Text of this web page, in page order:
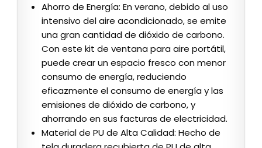
Ahorro de Energía: En verano, debido al uso
intensivo del aire acondicionado, se emite
una gran cantidad de dióxido de carbono.
Con este kit de ventana para aire portátil,
puede crear un espacio fresco con menor
consumo de energía, reduciendo
eficazmente el consumo de energía y las
emisiones de dióxido de carbono, y
ahorrando en sus facturas de electricidad.
Material de PU de Alta Calidad: Hecho de